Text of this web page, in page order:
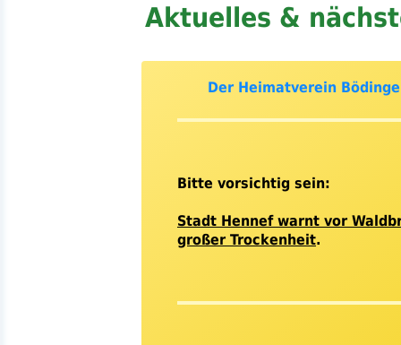
Aktuelles &
Der Heimatverein
Bitte vorsichtig sein:
Stadt Hennef warnt vor
großer Trockenheit.